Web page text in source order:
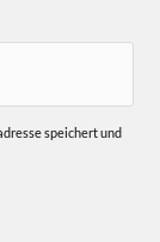
speichert und